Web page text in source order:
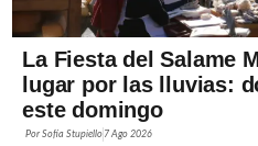
La Fiesta del Salame
lugar por las lluvias:
este domingo
PorSofía Stupiello 7 Ago 2026